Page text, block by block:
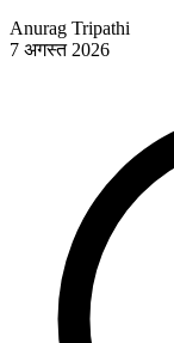
Anurag Tripathi
7 अगस्त 2026